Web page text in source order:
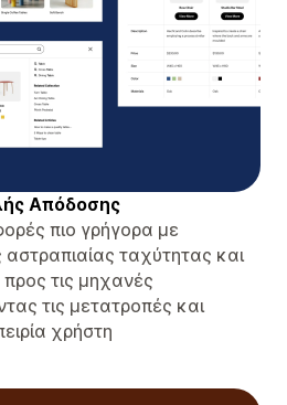
Απόδοσης
πιο γρήγορα με
ταχύτητας και
προς τις μηχανές
τις μετατροπές και
χρήστη